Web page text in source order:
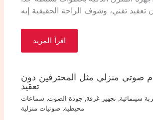
اقرأ المزيد
صوتي منزلي مثل المحترفين دون
تعقيد
سينمائية,تجهيز غرفة, جودة الصوت, سماعات
محيطية, صوتيات منزلية